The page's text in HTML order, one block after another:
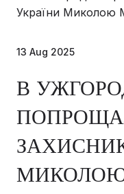
13 Aug 2025
В